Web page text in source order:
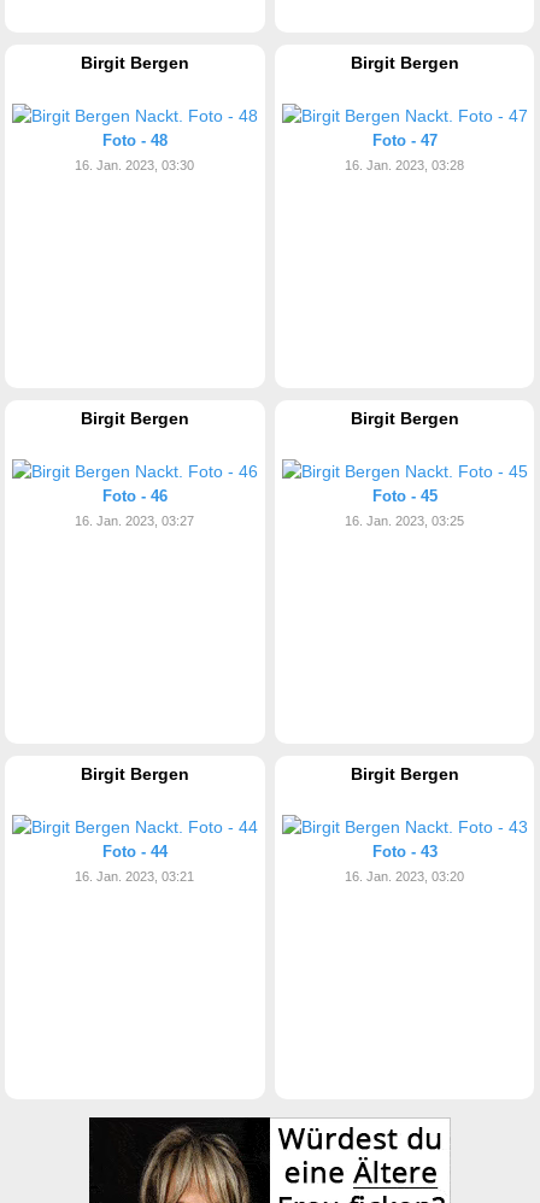
Birgit Bergen
Foto - 48
16. Jan. 2023, 03:30
Birgit Bergen
Foto - 47
16. Jan. 2023, 03:28
Birgit Bergen
Foto - 46
16. Jan. 2023, 03:27
Birgit Bergen
Foto - 45
16. Jan. 2023, 03:25
Birgit Bergen
Foto - 44
16. Jan. 2023, 03:21
Birgit Bergen
Foto - 43
16. Jan. 2023, 03:20